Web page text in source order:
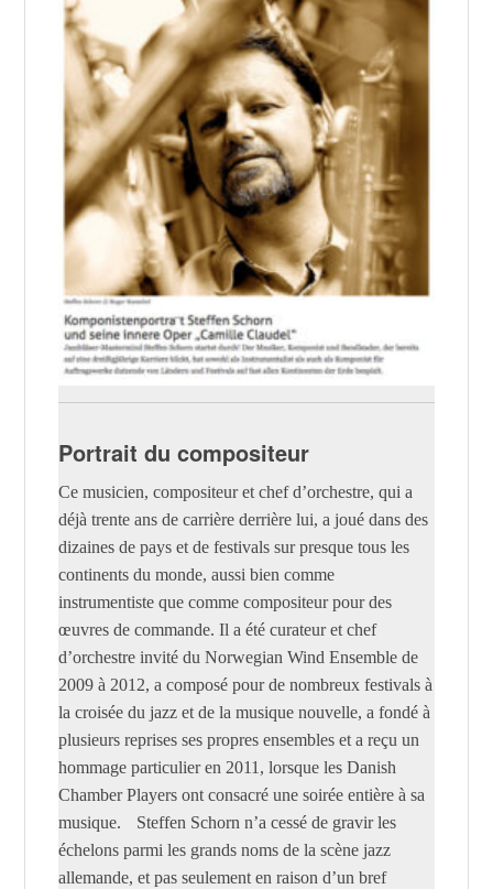
Portrait du compositeur
Ce musicien, compositeur et chef d’orchestre, qui a
déjà trente ans de carrière derrière lui, a joué dans des
dizaines de pays et de festivals sur presque tous les
continents du monde, aussi bien comme
instrumentiste que comme compositeur pour des
œuvres de commande. Il a été curateur et chef
d’orchestre invité du Norwegian Wind Ensemble de
2009 à 2012, a composé pour de nombreux festivals à
la croisée du jazz et de la musique nouvelle, a fondé à
plusieurs reprises ses propres ensembles et a reçu un
hommage particulier en 2011, lorsque les Danish
Chamber Players ont consacré une soirée entière à sa
musique. Steffen Schorn n’a cessé de gravir les
échelons parmi les grands noms de la scène jazz
allemande, et pas seulement en raison d’un bref